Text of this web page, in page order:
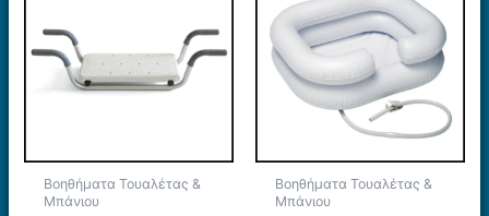
Βοηθήματα Τουαλέτας &
Μπάνιου
Βοηθήματα Τουαλέτας &
Μπάνιου